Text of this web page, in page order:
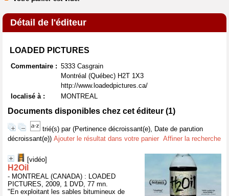
Détail de l'éditeur
LOADED PICTURES
Commentaire : 5333 Casgrain
Montréal (Québec) H2T 1X3
http://www.loadedpictures.ca/
localisé à :
MONTREAL
Documents disponibles chez cet éditeur (1)
trié(s) par (Pertinence décroissant(e), Date de parution
décroissant(e)) Ajouter le résultat dans votre panier Affiner la recherche
[vidéo]
H2Oil
- MONTREAL (CANADA) : LOADED
PICTURES, 2009, 1 DVD, 77 mn.
"En exploitant les sables bitumineux de